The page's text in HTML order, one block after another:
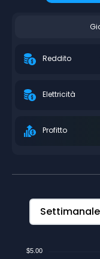
Reddito
Elettricità
Profitto
Settimanale
$5.00